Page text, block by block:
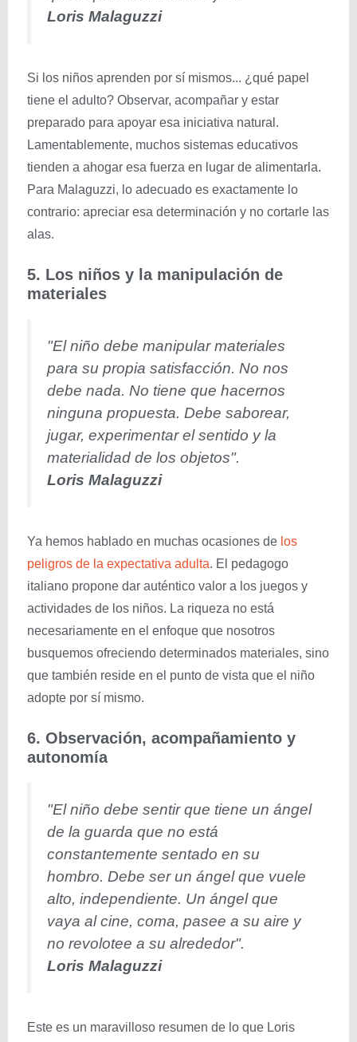
Loris Malaguzzi
Si los niños aprenden por sí mismos... ¿qué papel
tiene el adulto? Observar, acompañar y estar
preparado para apoyar esa iniciativa natural.
Lamentablemente, muchos sistemas educativos
tienden a ahogar esa fuerza en lugar de alimentarla.
Para Malaguzzi, lo adecuado es exactamente lo
contrario: apreciar esa determinación y no cortarle las
alas.
5. Los niños y la manipulación de
materiales
"El niño debe manipular materiales
para su propia satisfacción. No nos
debe nada. No tiene que hacernos
ninguna propuesta. Debe saborear,
jugar, experimentar el sentido y la
materialidad de los objetos".
Loris Malaguzzi
Ya hemos hablado en muchas ocasiones de los
peligros de la expectativa adulta. El pedagogo
italiano propone dar auténtico valor a los juegos y
actividades de los niños. La riqueza no está
necesariamente en el enfoque que nosotros
busquemos ofreciendo determinados materiales, sino
que también reside en el punto de vista que el niño
adopte por sí mismo.
6. Observación, acompañamiento y
autonomía
"El niño debe sentir que tiene un ángel
de la guarda que no está
constantemente sentado en su
hombro. Debe ser un ángel que vuele
alto, independiente. Un ángel que
vaya al cine, coma, pasee a su aire y
no revolotee a su alrededor".
Loris Malaguzzi
Este es un maravilloso resumen de lo que Loris